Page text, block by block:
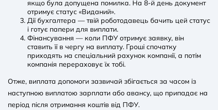
якщо була допущена помилка. На 8-й день документ
отримує статус «Виданий».
Дії бухгалтера — твій роботодавець бачить цей статус
і готує папери для виплати.
Фінансування — коли ПФУ отримує заявку, він
ставить її в чергу на виплату. Гроші спочатку
приходять на спеціальний рахунок компанії, а потім
компанія перераховує їх тобі.
Отже, виплата допомоги зазвичай збігається за часом із
наступною виплатою зарплати або авансу, що припадає на
період після отримання коштів від ПФУ.